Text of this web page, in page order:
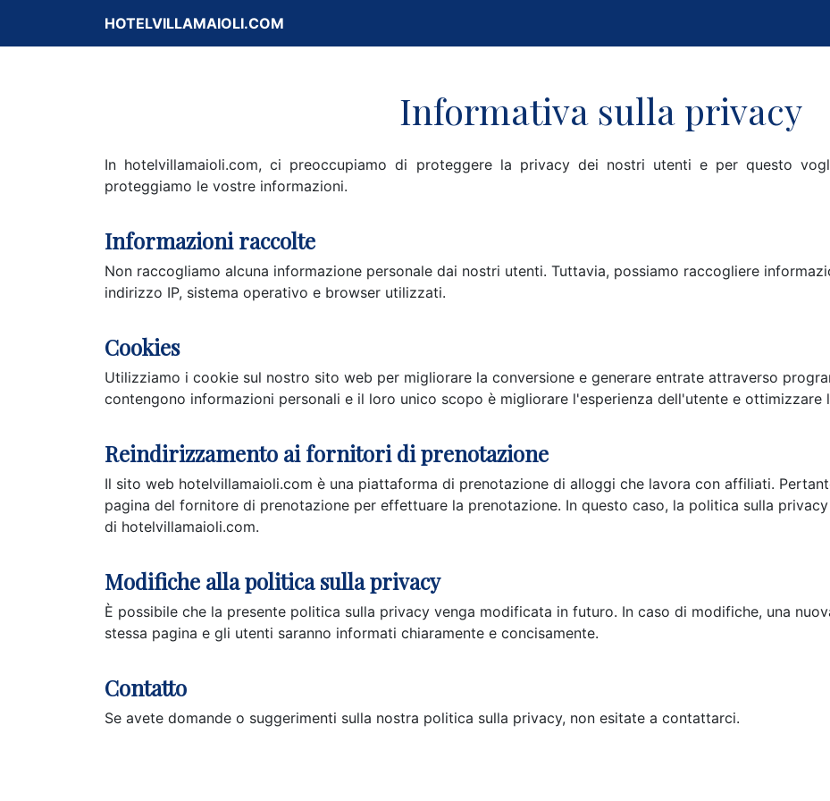
HOTELVILLAMAIOLI.COM
Informativa sulla privacy
In hotelvillamaioli.com, ci preoccupiamo di proteggere la privacy dei nostri utenti e per questo
proteggiamo le vostre informazioni.
Informazioni raccolte
Non raccogliamo alcuna informazione personale dai nostri utenti. Tuttavia, possiamo raccogliere
indirizzo IP, sistema operativo e browser utilizzati.
Cookies
Utilizziamo i cookie sul nostro sito web per migliorare la conversione e generare entrate attraverso
contengono informazioni personali e il loro unico scopo è migliorare l'esperienza dell'utente e ottimizzare
Reindirizzamento ai fornitori di prenotazione
Il sito web hotelvillamaioli.com è una piattaforma di prenotazione di alloggi che lavora con affiliati.
pagina del fornitore di prenotazione per effettuare la prenotazione. In questo caso, la politica sulla
di hotelvillamaioli.com.
Modifiche alla politica sulla privacy
È possibile che la presente politica sulla privacy venga modificata in futuro. In caso di modifiche, una
stessa pagina e gli utenti saranno informati chiaramente e concisamente.
Contatto
Se avete domande o suggerimenti sulla nostra politica sulla privacy, non esitate a contattarci.